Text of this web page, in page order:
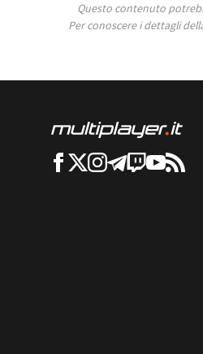
Questo contenuto
Per conoscere i dettagli